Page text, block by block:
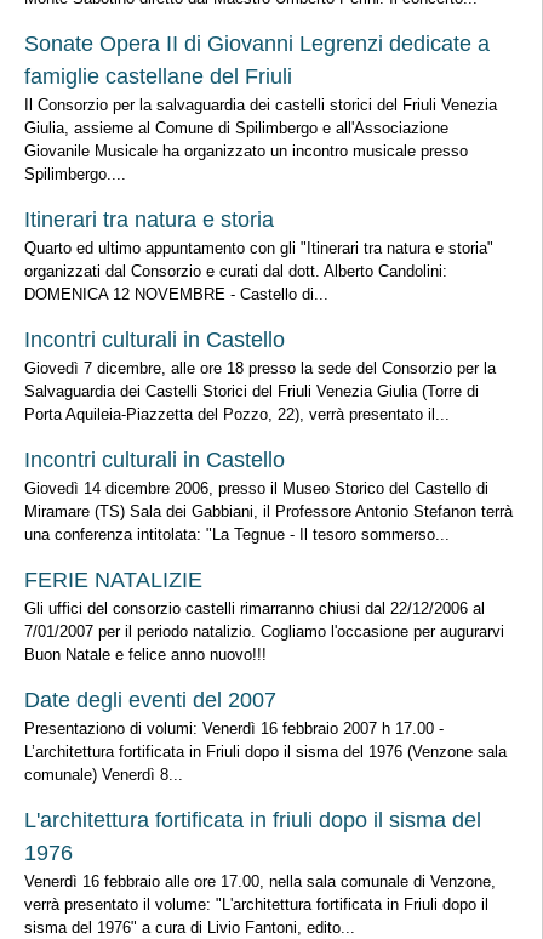
Sonate Opera II di Giovanni Legrenzi dedicate a
famiglie castellane del Friuli
Il Consorzio per la salvaguardia dei castelli storici del Friuli Venezia
Giulia, assieme al Comune di Spilimbergo e all'Associazione
Giovanile Musicale ha organizzato un incontro musicale presso
Spilimbergo....
Itinerari tra natura e storia
Quarto ed ultimo appuntamento con gli "Itinerari tra natura e storia"
organizzati dal Consorzio e curati dal dott. Alberto Candolini:
DOMENICA 12 NOVEMBRE - Castello di...
Incontri culturali in Castello
Giovedì 7 dicembre, alle ore 18 presso la sede del Consorzio per la
Salvaguardia dei Castelli Storici del Friuli Venezia Giulia (Torre di
Porta Aquileia-Piazzetta del Pozzo, 22), verrà presentato il...
Incontri culturali in Castello
Giovedì 14 dicembre 2006, presso il Museo Storico del Castello di
Miramare (TS) Sala dei Gabbiani, il Professore Antonio Stefanon terrà
una conferenza intitolata: "La Tegnue - Il tesoro sommerso...
FERIE NATALIZIE
Gli uffici del consorzio castelli rimarranno chiusi dal 22/12/2006 al
7/01/2007 per il periodo natalizio. Cogliamo l'occasione per augurarvi
Buon Natale e felice anno nuovo!!!
Date degli eventi del 2007
Presentaziono di volumi: Venerdì 16 febbraio 2007 h 17.00 -
L’architettura fortificata in Friuli dopo il sisma del 1976 (Venzone sala
comunale) Venerdì 8...
L'architettura fortificata in friuli dopo il sisma del
1976
Venerdì 16 febbraio alle ore 17.00, nella sala comunale di Venzone,
verrà presentato il volume: "L'architettura fortificata in Friuli dopo il
sisma del 1976" a cura di Livio Fantoni, edito...